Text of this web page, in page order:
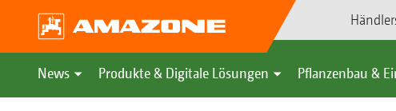
News Produkte & Digitale Lösungen Pflanzenbau &